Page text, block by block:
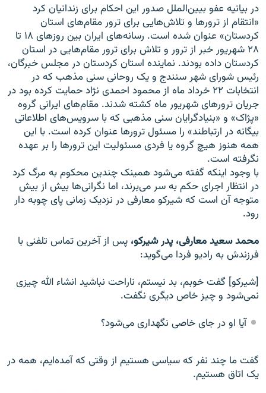
در بیانیه عفو بیین‌الملل صدور این احکام برای زندانیان کرد
«انتقام از ترورها و تلاش‌هایی برای ترور مقام‌های استان
کردستان» عنوان شده است. رسانه‌های ایران بین روزهای ۱۸ تا
۲۸ شهریور خبر از ترور و تلاش برای ترور مقام‌هایی در استان
کردستان داده بودند. نماینده استان کردستان در مجلس خبرگان،
رئیس شورای شهر سنندج و یک روحانی سنی مذهب که در
انتخابات ۲۲ خرداد ماه از محمود احمدی نژاد حمایت کرده بود در
جریان ترورهای شهریور ماه کشته شدند. مقام‌های ایرانی گروه
«پژاک» و «بنیادگرایان سنی مذهبی که با سرویس‌های اطلاعاتی
بیگانه در ارتباطند» را مسئول ترورها عنوان کرده است. با این
همه هنوز هیچ گروه یا فردی مسئولیت این ترورها را بر عهده
نگرفته است.
با وجود اینکه گفته می‌شود همینک چندین محکوم به مرگ کرد
در انتظار اجرای حکم به سر می‌برند، اما نگرانی‌ها بیش از بیش
متوجه آن است که شیرکو معارفی در نزدیک زمانی پای چوبه دار
رود.
محمد سعید معارفی، پدر شیرکو، پس از آخرین تماس تلفنی با
فرزندش به رادیو فردا می‌گوید:
[شیرکو] گفت خوبم، بد نيستم، ناراحت نباشيد انشاء الله چيزی
نمی‌شود و چيز خاص ديگری نگفت.
آيا او در جای خاصی نگهداری می‌شود؟
گفت ما چند نفر که سياسی هستيم از وقتی که آمده‌ايم، همه در
يک اتاق هستيم.